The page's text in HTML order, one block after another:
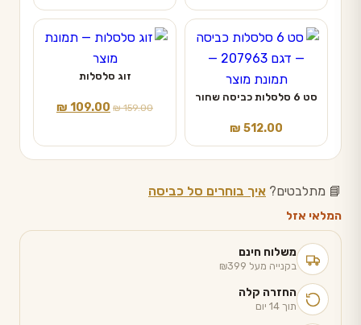
המקורי
₪ 27.90.
הנוכחי
סט 6 סלסלות כביסה שחור
₪ 512.00
זוג סלסלות
₪159.00
המחיר
היה:
₪ 159.00.
₪ 109.00
המחיר
הוא:
₪ 109.00.
📘 מתלבטים? איך בוחרים סל כביסה
המלאי אזל
משלוח חינם
בקנייה מעל ₪399
החזרה קלה
תוך 14 יום